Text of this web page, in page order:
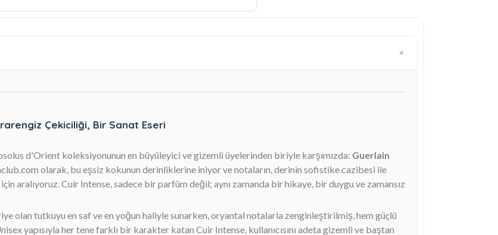
Çekiciliği, Bir Sanat Eseri
d'Orient koleksiyonunun en büyüleyici ve gizemli üyelerinden biriyle karşımızda: Guerlain
olarak, bu eşsiz kokunun derinliklerine iniyor ve notaların, derinin sofistike cazibesi ile
aralıyoruz. Cuir Intense, sadece bir parfüm değil; aynı zamanda bir hikaye, bir duygu ve zamansız
olan tutkuyu en saf ve en yoğun haliyle sunarken, oryantal notalarla zenginleştirilmiş, hem güçlü
yapısıyla her tene farklı bir karakter katan Cuir Intense, kullanıcısını adeta gizemli ve baştan